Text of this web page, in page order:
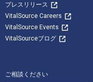
プレスリリース
VitalSource Careers
VitalSource Events
VitalSourceブログ
ご相談ください